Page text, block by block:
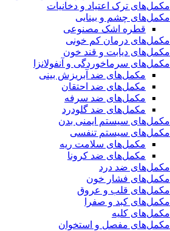
مکمل‌های ترک اعتیاد و دخانیات
مکمل‌های چشم و بینایی
قطره اشک مصنوعی
مکمل‌های درمان کم خونی
مکمل‌های دیابت و قند خون
مکمل‌های سرماخوردگی و آنفولانزا
مکمل‌های ضد آبریزش بینی
مکمل‌های ضد احتقان
مکمل‌های ضد سرفه
مکمل‌های ضد گلودرد
مکمل‌های سیستم ایمنی بدن
مکمل‌های سیستم تنفسی
مکمل‌های سلامت ریه
مکمل‌های ضد کرونا
مکمل‌های ضد درد
مکمل‌های فشار خون
مکمل‌های قلب و عروق
مکمل‌های کبد و صفرا
مکمل‌های کلیه
مکمل‌های مفصل و استخوان